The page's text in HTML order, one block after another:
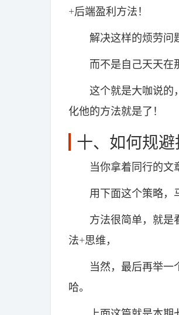
+后端盈利方法！
解决这样的烦劳问题
而不是自己天天在那
这个就是大咖说的，
化他的方法就是了！
十、如何规避
当你拿着同行的文章
用下面这个策略，马
方法很简单，就是看
法+思维，
当然，最后再举一个
哈。